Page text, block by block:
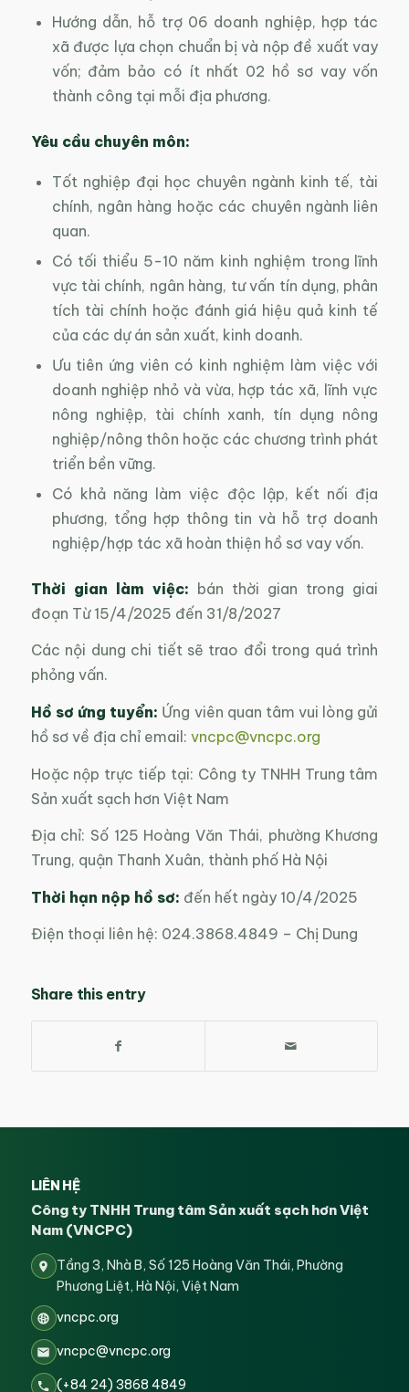
Hướng dẫn, hỗ trợ 06 doanh nghiệp, hợp tác
xã được lựa chọn chuẩn bị và nộp đề xuất vay
vốn; đảm bảo có ít nhất 02 hồ sơ vay vốn
thành công tại mỗi địa phương.
Yêu cầu chuyên môn:
Tốt nghiệp đại học chuyên ngành kinh tế, tài
chính, ngân hàng hoặc các chuyên ngành liên
quan.
Có tối thiểu 5-10 năm kinh nghiệm trong lĩnh
vực tài chính, ngân hàng, tư vấn tín dụng, phân
tích tài chính hoặc đánh giá hiệu quả kinh tế
của các dự án sản xuất, kinh doanh.
Ưu tiên ứng viên có kinh nghiệm làm việc với
doanh nghiệp nhỏ và vừa, hợp tác xã, lĩnh vực
nông nghiệp, tài chính xanh, tín dụng nông
nghiệp/nông thôn hoặc các chương trình phát
triển bền vững.
Có khả năng làm việc độc lập, kết nối địa
phương, tổng hợp thông tin và hỗ trợ doanh
nghiệp/hợp tác xã hoàn thiện hồ sơ vay vốn.
Thời gian làm việc: bán thời gian trong giai
đoạn Từ 15/4/2025 đến 31/8/2027
Các nội dung chi tiết sẽ trao đổi trong quá trình
phỏng vấn.
Hồ sơ ứng tuyển: Ứng viên quan tâm vui lòng gửi
hồ sơ về địa chỉ email: vncpc@vncpc.org
Hoặc nộp trực tiếp tại: Công ty TNHH Trung tâm
Sản xuất sạch hơn Việt Nam
Địa chỉ: Số 125 Hoàng Văn Thái, phường Khương
Trung, quận Thanh Xuân, thành phố Hà Nội
Thời hạn nộp hồ sơ: đến hết ngày 10/4/2025
Điện thoại liên hệ: 024.3868.4849 – Chị Dung
Share this entry
LIÊN HỆ
Công ty TNHH Trung tâm Sản xuất sạch hơn Việt
Nam (VNCPC)
Tầng 3, Nhà B, Số 125 Hoàng Văn Thái, Phường
Phương Liệt, Hà Nội, Việt Nam
vncpc.org
vncpc@vncpc.org
(+84 24) 3868 4849